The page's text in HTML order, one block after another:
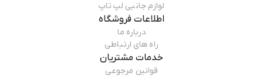
لوازم جانبی لپ تاپ
اطلاعات فروشگاه
درباره ما
راه های ارتباطی
خدمات مشتریان
قوانین مرجوعی